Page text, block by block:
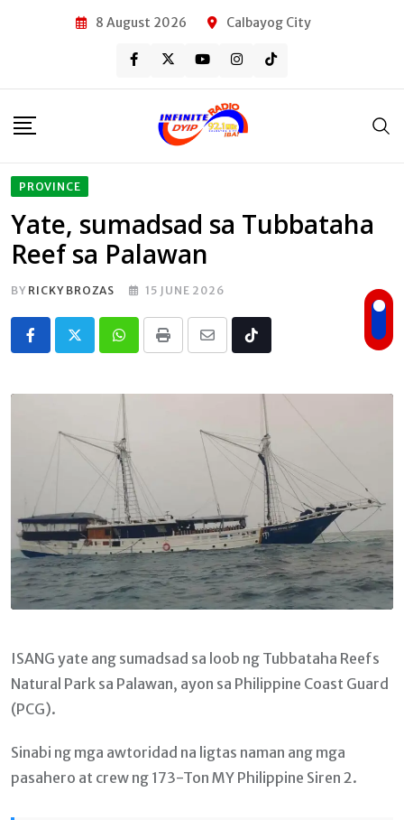
8 August 2026 Calbayog City
PROVINCE
Yate, sumadsad sa Tubbataha
Reef sa Palawan
BY RICKY BROZAS 15 JUNE 2026
Whatsapp
Print
Share
Email
Tiktok
ISANG yate ang sumadsad sa loob ng Tubbataha Reefs
Natural Park sa Palawan, ayon sa Philippine Coast Guard
(PCG).
Sinabi ng mga awtoridad na ligtas naman ang mga
pasahero at crew ng 173-Ton MY Philippine Siren 2.